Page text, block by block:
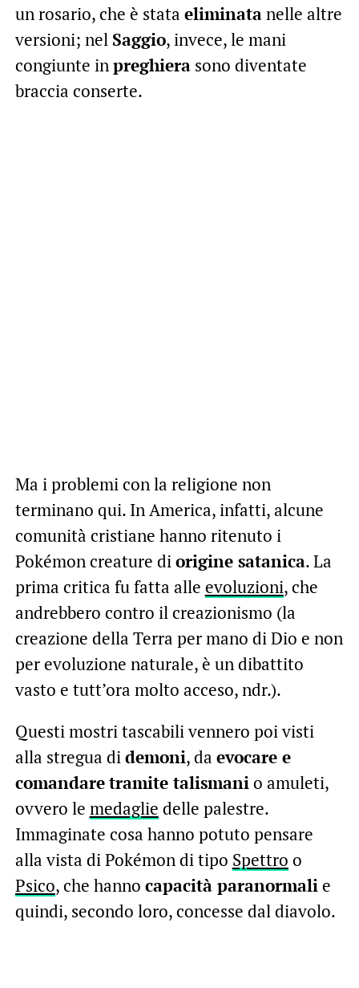
un rosario, che è stata eliminatanelle altre
versioni; nel Saggio, invece, le mani
congiunte in preghierasono diventate
braccia conserte.
Ma i problemi con la religione non
terminano qui. In America, infatti, alcune
comunità cristiane hanno ritenuto i
Pokémon creature diorigine satanica. La
prima critica fu fatta alle evoluzioni, che
andrebbero contro il creazionismo (la
creazione della Terra per mano di Dio e non
per evoluzione naturale, è un dibattito
vasto e tutt’ora molto acceso, ndr.).
Questi mostri tascabili vennero poi visti
alla stregua didemoni, da evocare e
comandaretramite talismanio amuleti,
ovvero le medaglie delle palestre.
Immaginate cosa hanno potuto pensare
alla vista di Pokémon di tipo Spettro o
Psico, che hanno capacità paranormalie
quindi, secondo loro, concesse dal diavolo.